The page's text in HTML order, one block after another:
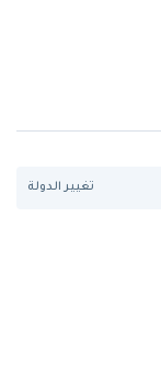
تغيير الدولة